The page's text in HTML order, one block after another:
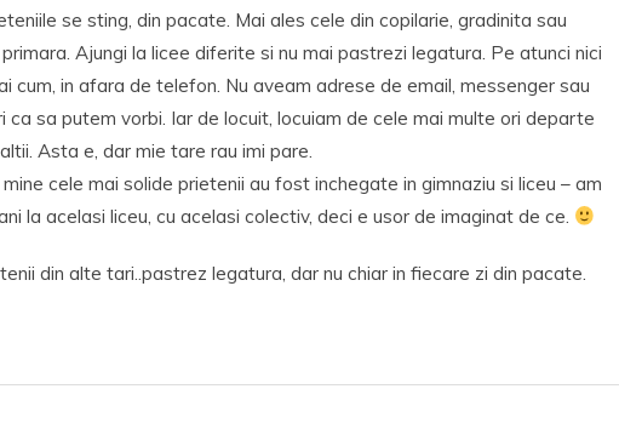
se sting, din pacate. Mai ales cele din copilarie, gradinita sau
Ajungi la licee diferite si nu mai pastrezi legatura. Pe atunci nici
cum, in afara de telefon. Nu aveam adrese de email, messenger sau
ca sa putem vorbi. Iar de locuit, locuiam de cele mai multe ori departe
Asta e, dar mie tare rau imi pare.
cele mai solide prietenii au fost inchegate in gimnaziu si liceu – am
la acelasi liceu, cu acelasi colectiv, deci e usor de imaginat de ce.
din alte tari..pastrez legatura, dar nu chiar in fiecare zi din pacate.